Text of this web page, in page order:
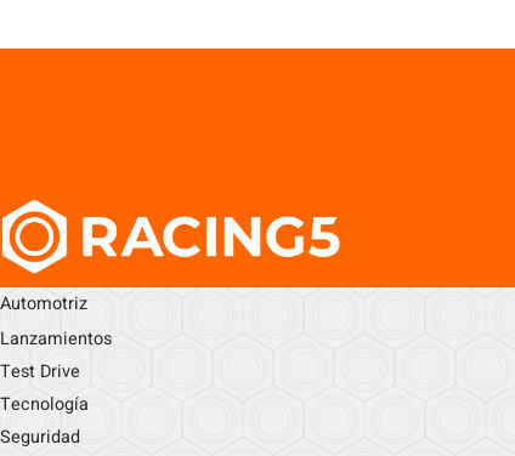
Automotriz
Lanzamientos
Test Drive
Tecnología
Seguridad